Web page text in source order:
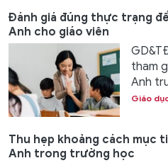
Đánh giá đúng thực trạng
Anh cho giáo viên
tham
Anh
Giáo
Thu hẹp khoảng cách mục
Anh trong trường học